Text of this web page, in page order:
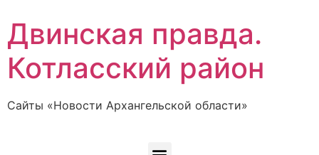
Двинская правда.
Котласский район
Сайты «Новости Архангельской области»